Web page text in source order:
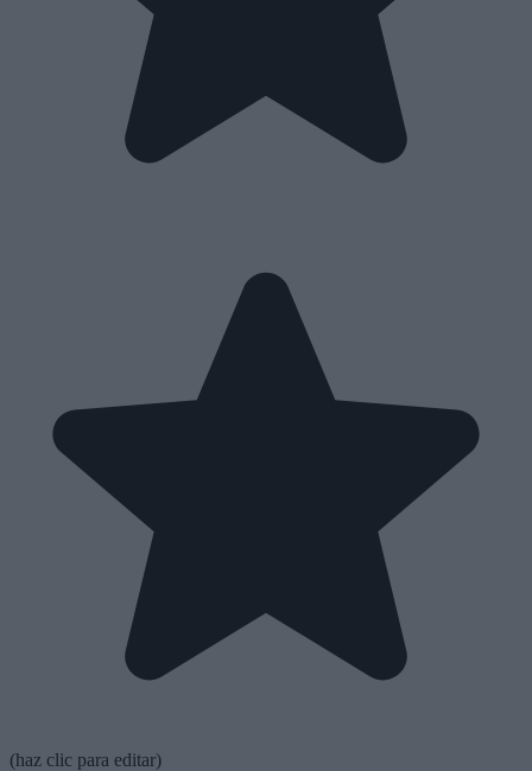
(haz clic para editar)